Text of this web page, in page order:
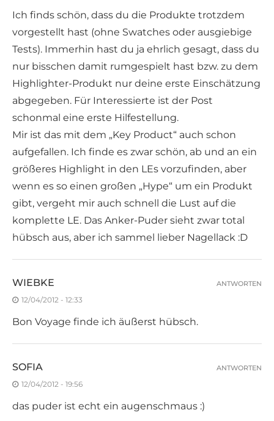
Ich finds schön, dass du die Produkte trotzdem
vorgestellt hast (ohne Swatches oder ausgiebige
Tests). Immerhin hast du ja ehrlich gesagt, dass du
nur bisschen damit rumgespielt hast bzw. zu dem
Highlighter-Produkt nur deine erste Einschätzung
abgegeben. Für Interessierte ist der Post
schonmal eine erste Hilfestellung.
Mir ist das mit dem „Key Product“ auch schon
aufgefallen. Ich finde es zwar schön, ab und an ein
größeres Highlight in den LEs vorzufinden, aber
wenn es so einen großen „Hype“ um ein Produkt
gibt, vergeht mir auch schnell die Lust auf die
komplette LE. Das Anker-Puder sieht zwar total
hübsch aus, aber ich sammel lieber Nagellack :D
WIEBKE
12/04/2012 - 12:33
Bon Voyage finde ich äußerst hübsch.
ANTWORTEN
SOFIA
12/04/2012 - 19:56
das puder ist echt ein augenschmaus :)
ANTWORTEN